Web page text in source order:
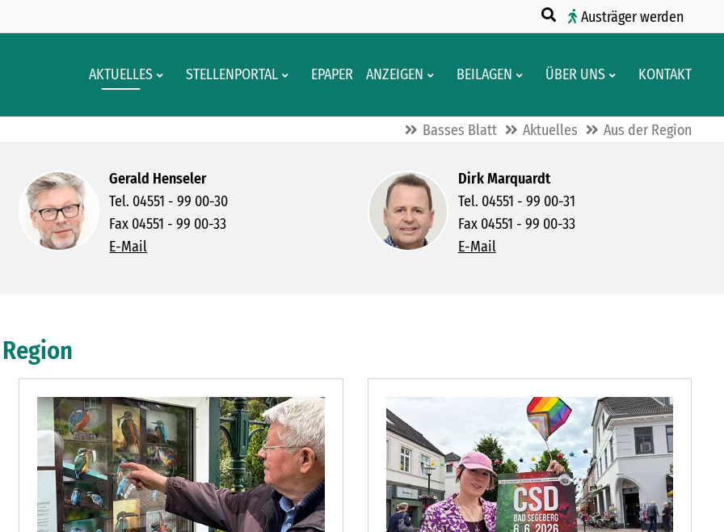
Austräger werden
AKTUELLES STELLENPORTAL EPAPER ANZEIGEN BEILAGEN ÜBER UNS KONTAKT
Basses Blatt Aktuelles Aus der Region
Gerald Henseler
Tel. 04551 - 99 00-30
Fax 04551 - 99 00-33
E-Mail
Dirk Marquardt
Tel. 04551 - 99 00-31
Fax 04551 - 99 00-33
E-Mail